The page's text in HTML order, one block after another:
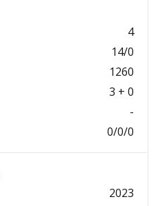
4
14/0
1260
3 + 0
-
0/0/0
2023